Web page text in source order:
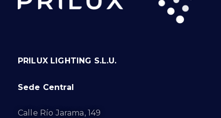
PRILUX LIGHTING S.L.U.
Sede Central
Calle Río Jarama, 149